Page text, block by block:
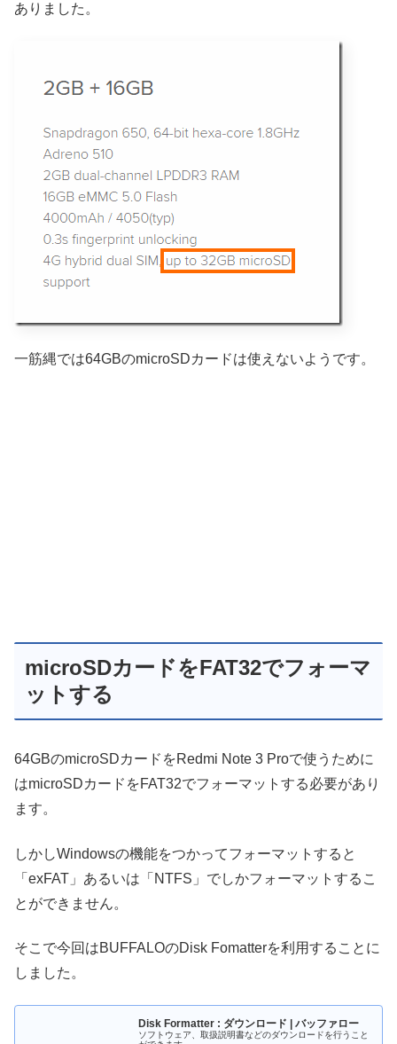
ありました。
一筋縄では64GBのmicroSDカードは使えないようです。
microSDカードをFAT32でフォーマ
ットする
64GBのmicroSDカードをRedmi Note 3 Proで使うために
はmicroSDカードをFAT32でフォーマットする必要があり
ます。
しかしWindowsの機能をつかってフォーマットすると
「exFAT」あるいは「NTFS」でしかフォーマットするこ
とができません。
そこで今回はBUFFALOのDisk Fomatterを利用することに
しました。
Disk Formatter : ダウンロード | バッファロー
ソフトウェア、取扱説明書などのダウンロードを行うこと